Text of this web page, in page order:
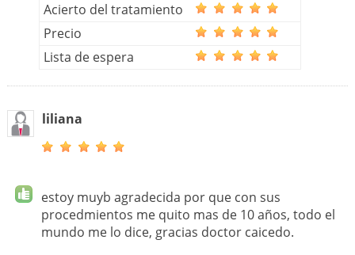
Acierto del tratamiento
Precio
Lista de espera
liliana
estoy muyb agradecida por que con sus
procedmientos me quito mas de 10 años, todo el
mundo me lo dice, gracias doctor caicedo.